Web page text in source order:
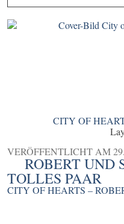
CITY OF
VERÖFFENTLICHT AM
ROBERT UND
TOLLES PAAR
CITY OF HEARTS –